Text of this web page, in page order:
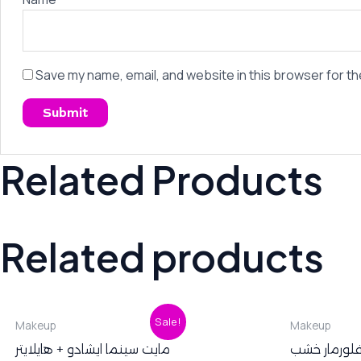
Save my name, email, and website in this browser for
Related Products
Related products
Sale!
Makeup
مايت سينما ايشادو + هايلايتر
was:
Current
price
is:
Makeup
خشب